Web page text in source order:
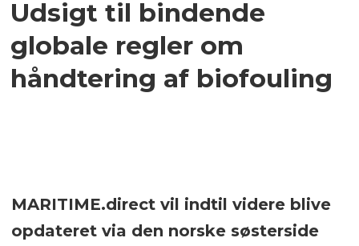
Udsigt til bindende
globale regler om
håndtering af biofouling
MARITIME.direct vil indtil videre blive
opdateret via den norske søsterside